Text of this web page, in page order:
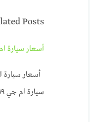
Posts
أسعار سيارة ام
سيارة ام جي ٢٠١٩ من…